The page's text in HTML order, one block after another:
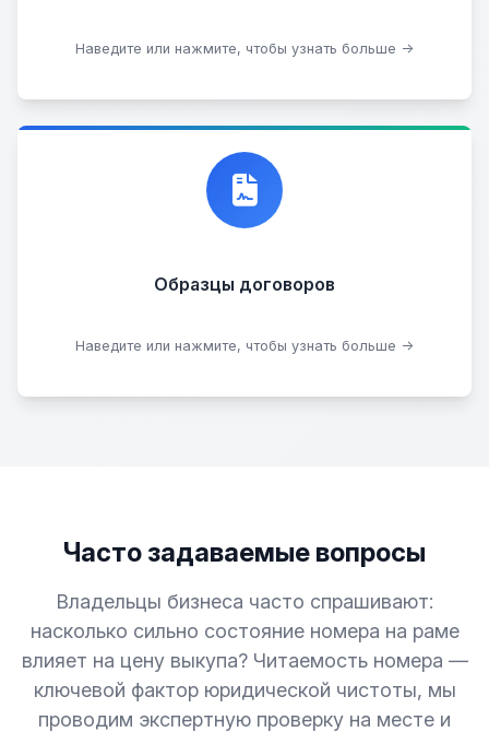
Наведите или нажмите, чтобы узнать больше →
Стать партнером
Образцы договоров
Наведите или нажмите, чтобы узнать больше →
Договор купли-продажи
Скачать образцы
Часто задаваемые вопросы
Владельцы бизнеса часто спрашивают:
насколько сильно состояние номера на раме
влияет на цену выкупа? Читаемость номера —
ключевой фактор юридической чистоты, мы
проводим экспертную проверку на месте и